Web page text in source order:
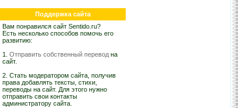
Поддержка сайта
Вам понравился сайт Sentido.ru?
Есть несколько способов помочь его
развитию:
1. Отправить собственный перевод на
сайт.
2. Стать модератором сайта, получив
права добавлять тексты, стихи,
переводы на сайт. Для этого нужно
отправить свои контакты
администратору сайта.